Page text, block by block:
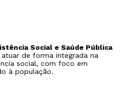
Social e Saúde Pública
de forma integrada na
social, com foco em
à população.